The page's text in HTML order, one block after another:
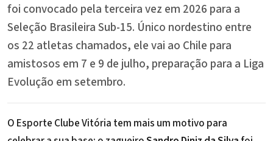
foi convocado pela terceira vez em 2026 para a
Seleção Brasileira Sub-15. Único nordestino entre
os 22 atletas chamados, ele vai ao Chile para
amistosos em 7 e 9 de julho, preparação para a Liga
Evolução em setembro.
O Esporte Clube Vitória tem mais um motivo para